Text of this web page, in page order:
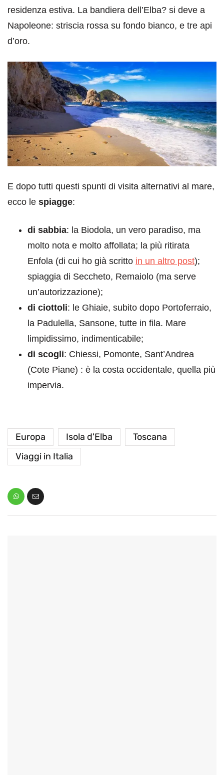
residenza estiva. La bandiera dell’Elba? si deve a
Napoleone: striscia rossa su fondo bianco, e tre api
d’oro.
E dopo tutti questi spunti di visita alternativi al mare,
ecco le spiagge:
di sabbia: la Biodola, un vero paradiso, ma
molto nota e molto affollata; la più ritirata
Enfola (di cui ho già scritto in un altro post);
spiaggia di Seccheto, Remaiolo (ma serve
un’autorizzazione);
di ciottoli: le Ghiaie, subito dopo Portoferraio,
la Padulella, Sansone, tutte in fila. Mare
limpidissimo, indimenticabile;
di scogli: Chiessi, Pomonte, Sant’Andrea
(Cote Piane) : è la costa occidentale, quella più
impervia.
Europa Isola d'Elba
Toscana
Viaggi in Italia